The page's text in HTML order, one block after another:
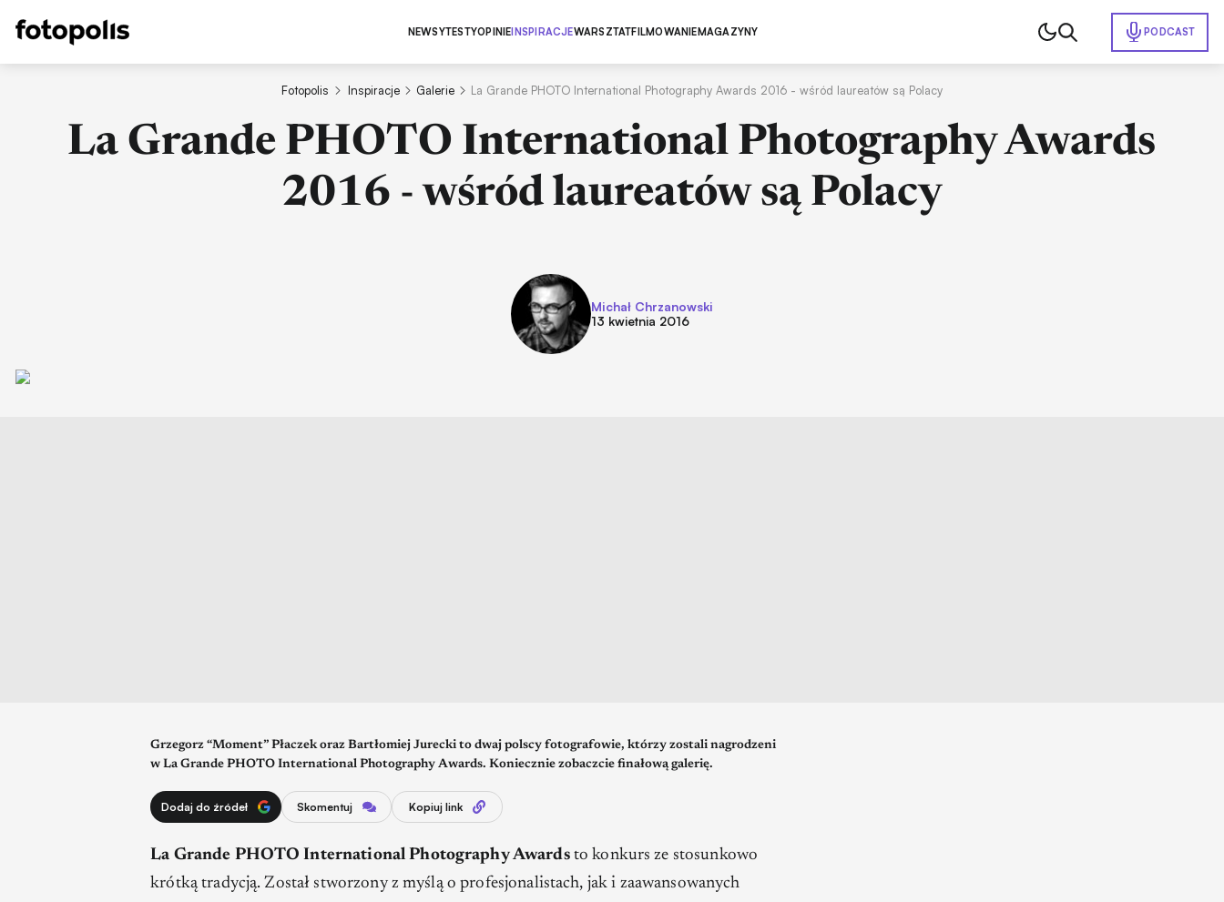
NEWSYTESTYOPINIEINSPIRACJEWARSZTATFILMOWANIEMAGAZYNY PODCAST
Fotopolis Inspiracje Galerie La Grande PHOTO International Photography Awards 2016 - wśród laureatów są Polacy
La Grande PHOTO International Photography Awards
2016 - wśród laureatów są Polacy
Michał Chrzanowski
13 kwietnia 2016
Grzegorz “Moment” Płaczek oraz Bartłomiej Jurecki to dwaj polscy fotografowie, którzy zostali nagrodzeni
w La Grande PHOTO International Photography Awards. Koniecznie zobaczcie finałową galerię.
Dodaj do źródeł Skomentuj Kopiuj link
La Grande PHOTO International Photography Awardsto konkurs ze stosunkowo
krótką tradycją. Został stworzony z myślą o profesjonalistach, jak i zaawansowanych